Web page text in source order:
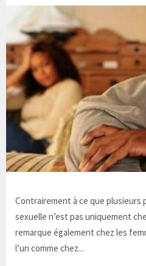
Contrairement à ce que plusieurs
sexuelle n’est pas uniquement
remarque également chez les
l’un comme chez...